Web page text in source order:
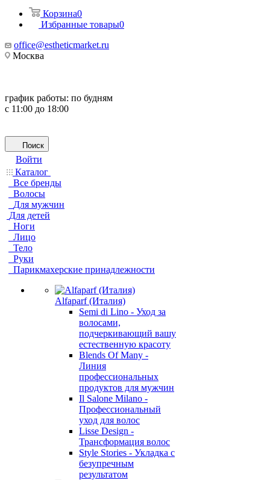
Корзина0
Избранные товары0
office@estheticmarket.ru
Москва
график работы: по будням
с 11:00 до 18:00
Поиск
Войти
Каталог
Все бренды
Волосы
Для мужчин
Для детей
Ноги
Лицо
Тело
Руки
Парикмахерские принадлежности
Alfaparf (Италия)
Semi di Lino - Уход за
волосами,
подчеркивающий вашу
естественную красоту
Blends Of Many -
Линия
профессиональных
продуктов для мужчин
Il Salone Milano -
Профессиональный
уход для волос
Lisse Design -
Трансформация волос
Style Stories - Укладка с
безупречным
результатом